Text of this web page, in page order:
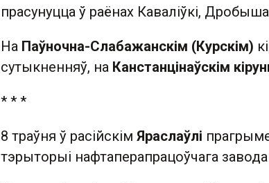
прасунуцца ў раёнах Каваліўкі,
На Паўночна-Слабажанскім (Курскім)
сутыкненняў, на Канстанцінаўскім
* * *
8 траўня ў расійскім Яраслаўлі
тэрыторыі нафтаперапрацоўчага завода